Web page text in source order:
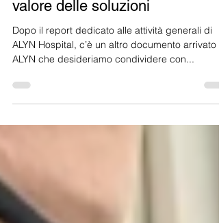
PELE 2024: in un report tutto il
valore delle soluzioni
Dopo il report dedicato alle attività generali di
ALYN che desideriamo condividere con...